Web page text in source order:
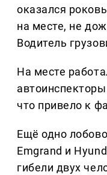
оказался
на месте, не
Водитель
На месте
что привело к
Ещё одно
Emgrand и
гибели двух